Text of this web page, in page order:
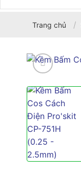
Trang chủ /